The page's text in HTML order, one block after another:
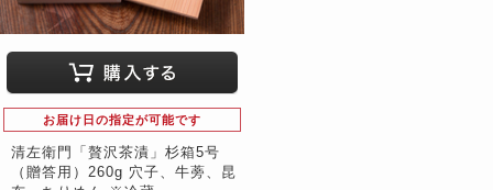
お届け日の指定が可能です
清左衛門「贅沢茶漬」杉箱5号
（贈答用）260g 穴子、牛蒡、昆